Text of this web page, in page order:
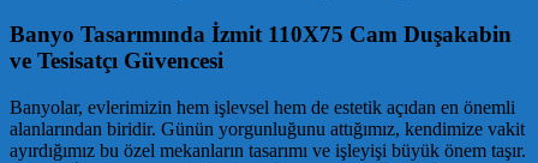
Banyo Tasarımında İzmit 110X75 Cam Duşakabin
ve Tesisatçı Güvencesi
Banyolar, evlerimizin hem işlevsel hem de estetik açıdan en önemli
alanlarından biridir. Günün yorgunluğunu attığımız, kendimize vakit
ayırdığımız bu özel mekanların tasarımı ve işleyişi büyük önem taşır.